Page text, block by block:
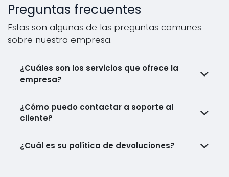
Preguntas frecuentes
Estas son algunas de las preguntas comunes
sobre nuestra empresa.
¿Cuáles son los servicios que ofrece la
empresa?
¿Cómo puedo contactar a soporte al
cliente?
¿Cuál es su política de devoluciones?